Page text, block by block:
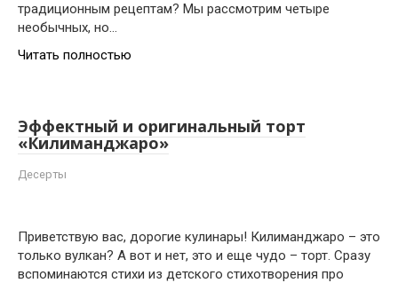
традиционным рецептам? Мы рассмотрим четыре
необычных, но…
Читать полностью
Эффектный и оригинальный торт
«Килиманджаро»
Десерты
Приветствую вас, дорогие кулинары! Килиманджаро – это
только вулкан? А вот и нет, это и еще чудо – торт. Сразу
вспоминаются стихи из детского стихотворения про